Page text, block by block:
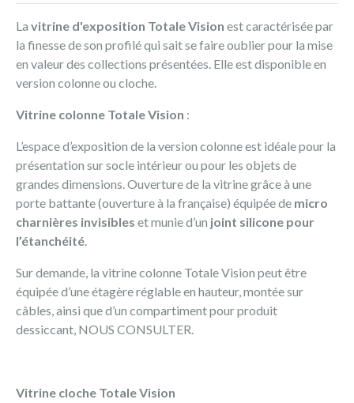
La vitrine d'exposition Totale Vision est caractérisée par
la finesse de son profilé qui sait se faire oublier pour la mise
en valeur des collections présentées. Elle est disponible en
version colonne ou cloche.
Vitrine colonne Totale Vision :
L’espace d’exposition de la version colonne est idéale pour la
présentation sur socle intérieur ou pour les objets de
grandes dimensions. Ouverture de la vitrine grâce à une
porte battante (ouverture à la française) équipée de micro
charnières invisibles et munie d’un joint silicone pour
l’étanchéité.
Sur demande, la vitrine colonne Totale Vision peut être
équipée d’une étagère réglable en hauteur, montée sur
câbles, ainsi que d’un compartiment pour produit
dessiccant, NOUS CONSULTER.
Vitrine cloche Totale Vision